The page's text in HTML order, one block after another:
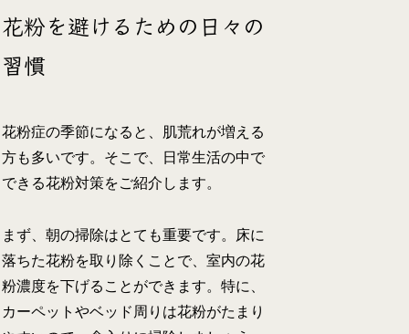
花粉を避けるための日々の
習慣
花粉症の季節になると、肌荒れが増える
方も多いです。そこで、日常生活の中で
できる花粉対策をご紹介します。
まず、朝の掃除はとても重要です。床に
落ちた花粉を取り除くことで、室内の花
粉濃度を下げることができます。特に、
カーペットやベッド周りは花粉がたまり